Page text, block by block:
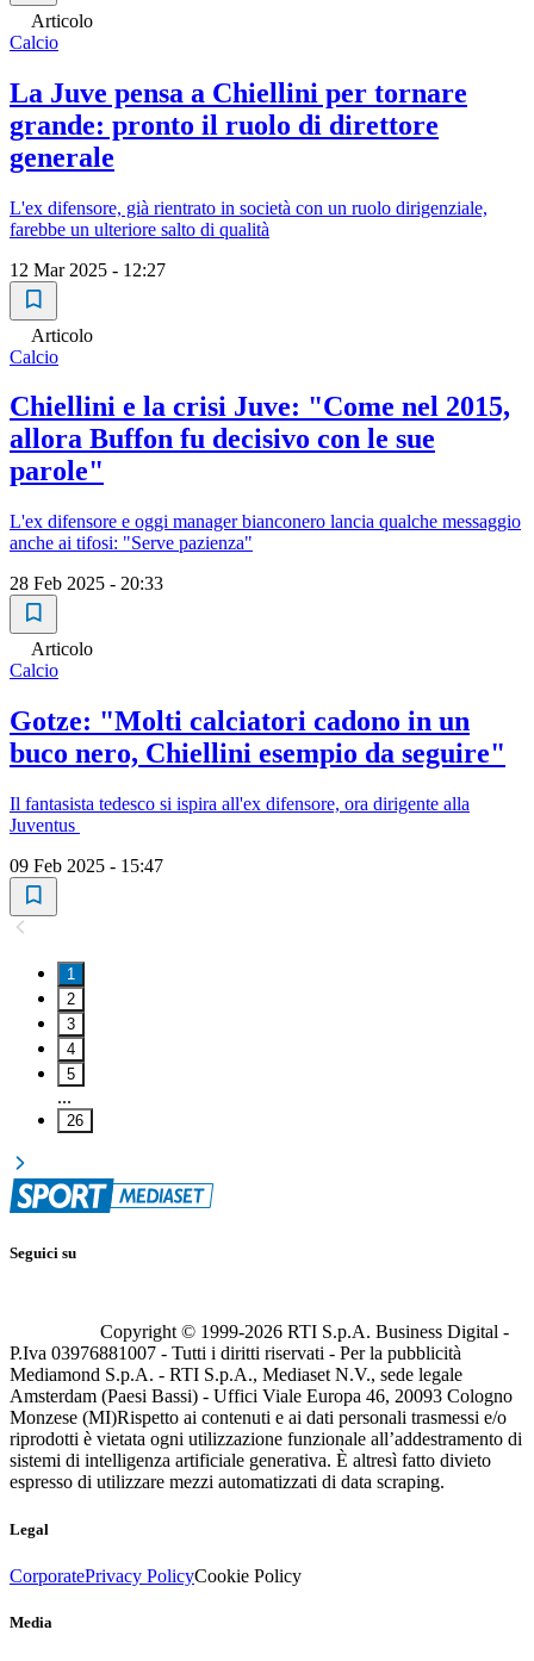
Articolo
Calcio
La Juve pensa a Chiellini per tornare
grande: pronto il ruolo di direttore
generale
L'ex difensore, già rientrato in società con un ruolo dirigenziale,
farebbe un ulteriore salto di qualità
12 Mar 2025 - 12:27
Articolo
Calcio
Chiellini e la crisi Juve: "Come nel 2015,
allora Buffon fu decisivo con le sue
parole"
L'ex difensore e oggi manager bianconero lancia qualche messaggio
anche ai tifosi: "Serve pazienza"
28 Feb 2025 - 20:33
Articolo
Calcio
Gotze: "Molti calciatori cadono in un
buco nero, Chiellini esempio da seguire"
Il fantasista tedesco si ispira all'ex difensore, ora dirigente alla
Juventus
09 Feb 2025 - 15:47
1
2
3
4
5
...
26
Seguici su
Copyright © 1999-2026 RTI S.p.A. Business Digital -
P.Iva 03976881007 - Tutti i diritti riservati - Per la pubblicità
Mediamond S.p.A. - RTI S.p.A., Mediaset N.V., sede legale
Amsterdam (Paesi Bassi) - Uffici Viale Europa 46, 20093 Cologno
Monzese (MI)Rispetto ai contenuti e ai dati personali trasmessi e/o
riprodotti è vietata ogni utilizzazione funzionale all’addestramento di
sistemi di intelligenza artificiale generativa. È altresì fatto divieto
espresso di utilizzare mezzi automatizzati di data scraping.
Legal
CorporatePrivacy PolicyCookie Policy
Media